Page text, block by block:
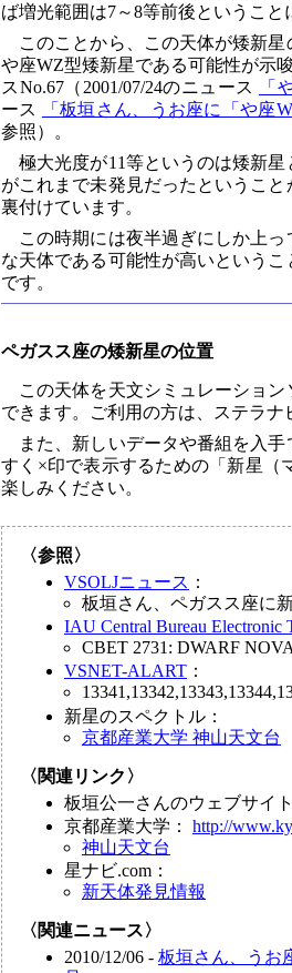
ば増光範囲は7～8等前後というこ
このことから、この天体が矮新
や座WZ型矮新星である可能性が示
スNo.67（2001/07/24のニュース
「
ース
「板垣さん、うお座に「や座
参照）。
極大光度が11等というのは矮新
がこれまで未発見だったというこ
裏付けています。
この時期には夜半過ぎにしか上
な天体である可能性が高いという
です。
ペガスス座の矮新星の位置
この天体を天文シミュレーション
できます。ご利用の方は、ステラナ
また、新しいデータや番組を入
すく×印で表示するための「新星（
楽しみください。
〈参照〉
VSOLJニュース ：
板垣さん、ペガスス座に
IAU Central Bureau Electronic
CBET 2731: DWARF
VSNET-ALART ：
新星のスペクトル：
京都産業大学 神山天文台
〈関連リンク〉
板垣公一さんのウェブサイト
京都産業大学： http://
神山天文台
星ナビ.com：
新天体発見情報
〈関連ニュース〉
2010/12/06 - 板垣さん、うお